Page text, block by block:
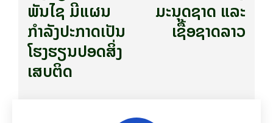
ພັນໄຊ ມີແຜນ
ກຳລັງປະກາດເປັນ
ໂຮງຮຽນປອດສິ່ງ
ເສບຕິດ
ມະນຸດຊາດ ແລະ
ເຊື້ອຊາດລາວ